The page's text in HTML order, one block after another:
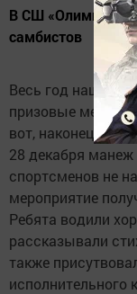
В СШ «Олимп»
самбистов
Весь год наши
призовые места с
вот, наконец
28 декабря
спортсменов не
мероприятие
Ребята водили
рассказывали
также
исполнительного